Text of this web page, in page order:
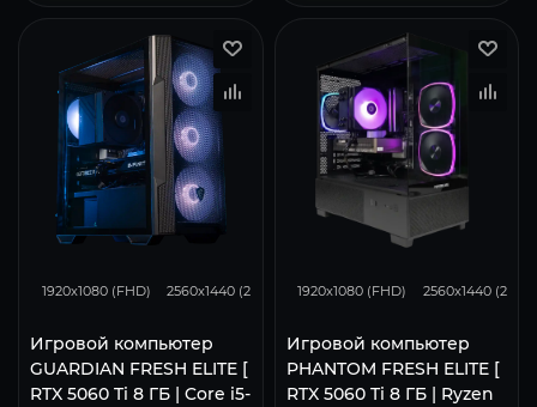
1920x1080 (FHD) 2560x1440 (2K) 3840x2160 (4K)
Игровой компьютер
GUARDIAN FRESH ELITE [
RTX 5060 Ti 8 ГБ | Core i5-
1920x1080 (FHD) 2560x1440 (2K)
Игровой компьютер
PHANTOM FRESH ELITE [
RTX 5060 Ti 8 ГБ | Ryzen